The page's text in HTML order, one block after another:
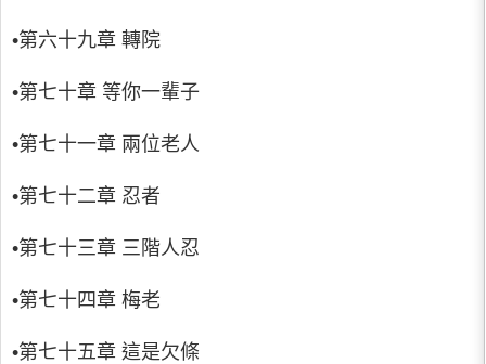
•第六十九章 轉院
•第七十章 等你一輩子
•第七十一章 兩位老人
•第七十二章 忍者
•第七十三章 三階人忍
•第七十四章 梅老
•第七十五章 這是欠條